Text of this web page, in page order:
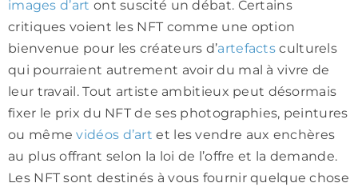
images d’art ont suscité un débat. Certains
critiques voient les NFT comme une option
bienvenue pour les créateurs d’artefacts culturels
qui pourraient autrement avoir du mal à vivre de
leur travail. Tout artiste ambitieux peut désormais
fixer le prix du NFT de ses photographies, peintures
ou mêmevidéos d’art et les vendre aux enchères
au plus offrant selon la loi de l’offre et la demande.
Les NFT sont destinés à vous fournir quelque chose